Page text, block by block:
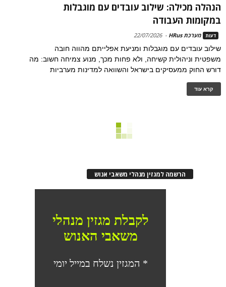
הנהלה מכילה: שילוב עובדים עם מוגבלות
במקומות העבודה
דעות מערכת HRus -
22/07/2026
שילוב עובדים עם מוגבלות ומניעת אפלייתם מהווה חובה
משפטית וניהולית קשיחה, ולא פחות מכך, מנוע צמיחה חשוב: מה
דורש החוק ממעסיקים בישראל והשוואה למדינות מערביות
קרא עוד
הרשמה למגזין מנהלי משאבי אנוש